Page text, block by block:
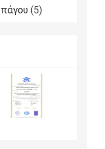
(5)